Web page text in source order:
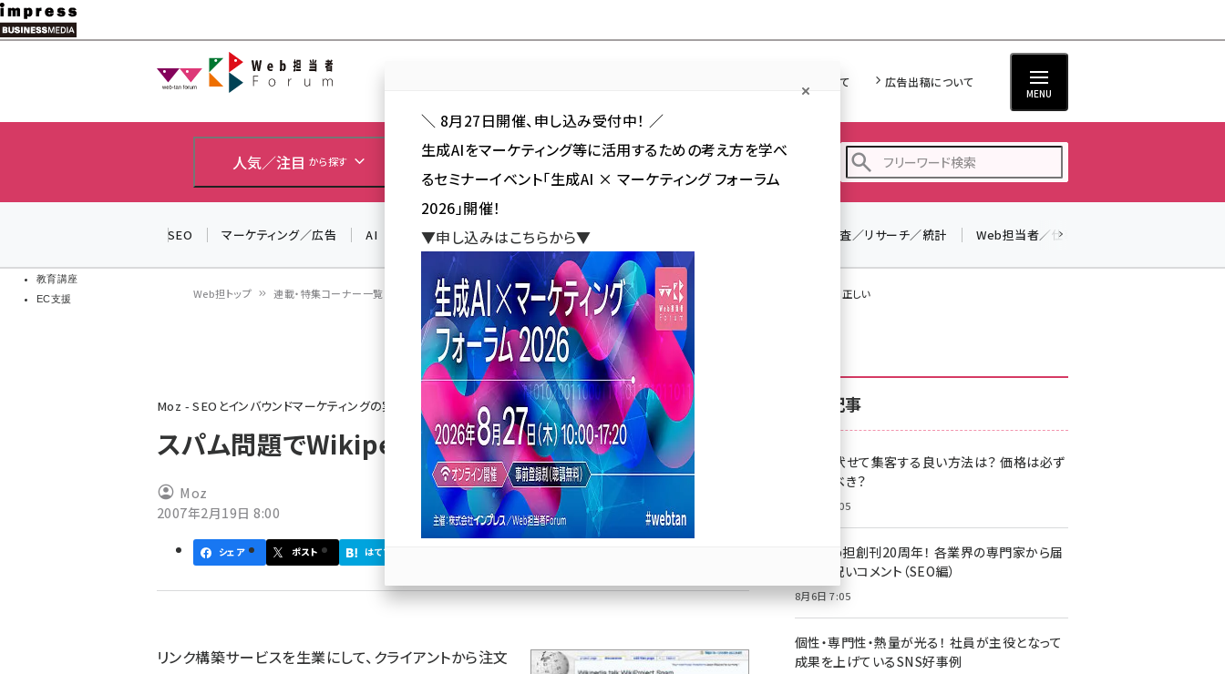
メ
イ
教育講座
EC支援
Web担当者Forum
Web担について 広告出稿について
MENU
人気／注目 から探す カテゴリ／種別 から探す セミナー／イベント から探す
z世代 (1622)
meo (1275)
SEO マーケティング／広告 AI SNS アクセス解析／データ分析 調査／リサーチ／統計 Web担当者／仕事
く
ず
Web担トップ 連載・特集コーナー一覧 Moz - SEOとインバウンドマーケティングの実践情報 スパム問題でWikipediaの下した判断は正しい
Moz - SEOとインバウンドマーケティングの実践情報
スパム問題でWikipediaの下した判断は正しい
Moz
2007年2月19日 8:00
シェア ポスト はてブ
リンク構築サービスを生業にして、クライアントから注文
新着記事
価格を伏せて集客する良い方法は？ 価格は必ず
記載すべき？
8月6日 7:05
祝・Web担創刊20周年！ 各業界の専門家から届
いたお祝いコメント（SEO編）
8月6日 7:05
個性・専門性・熱量が光る！ 社員が主役となって
成果を上げているSNS好事例
＼ 8月27日開催、申し込み受付中！ ／
生成AIをマーケティング等に活用するための考え方を学べ
るセミナーイベント「生成AI × マーケティング フォーラム
2026」開催！
▼申し込みはこちらから▼